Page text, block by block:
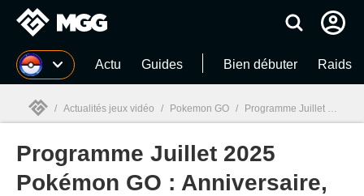
MGG Actu Guides Bien débuter Raids
MGG
/ Actualités jeux vidéo / Pokemon GO / Programme Juillet 2025 Pokémon GO : Anniversaire, Community Day, heures vedettes, raids... Tout ce qui vous attend pour les 9 ans du jeu !
Programme Juillet 2025
Pokémon GO : Anniversaire,